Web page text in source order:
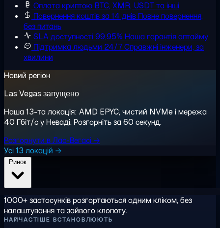
Оплата криптою BTC, XMR, USDT та інші
Повернення коштів за 14 днів Повне повернення,
без питань
SLA доступності 99,95% Наша гарантія аптайму
Підтримка людьми 24/7Справжні інженери, за
хвилини
Новий регіон
Las Vegas запущено
Наша 13-та локація: AMD EPYC, чистий NVMe і мережа
40 Гбіт/с у Неваді. Розгорніть за 60 секунд.
Розгорнути в Лас-Вегасі →
Усі 13 локацій →
1000+ застосунків розгортаються одним кліком, без
налаштування та зайвого клопоту.
НАЙЧАСТІШЕ ВСТАНОВЛЮЮТЬ